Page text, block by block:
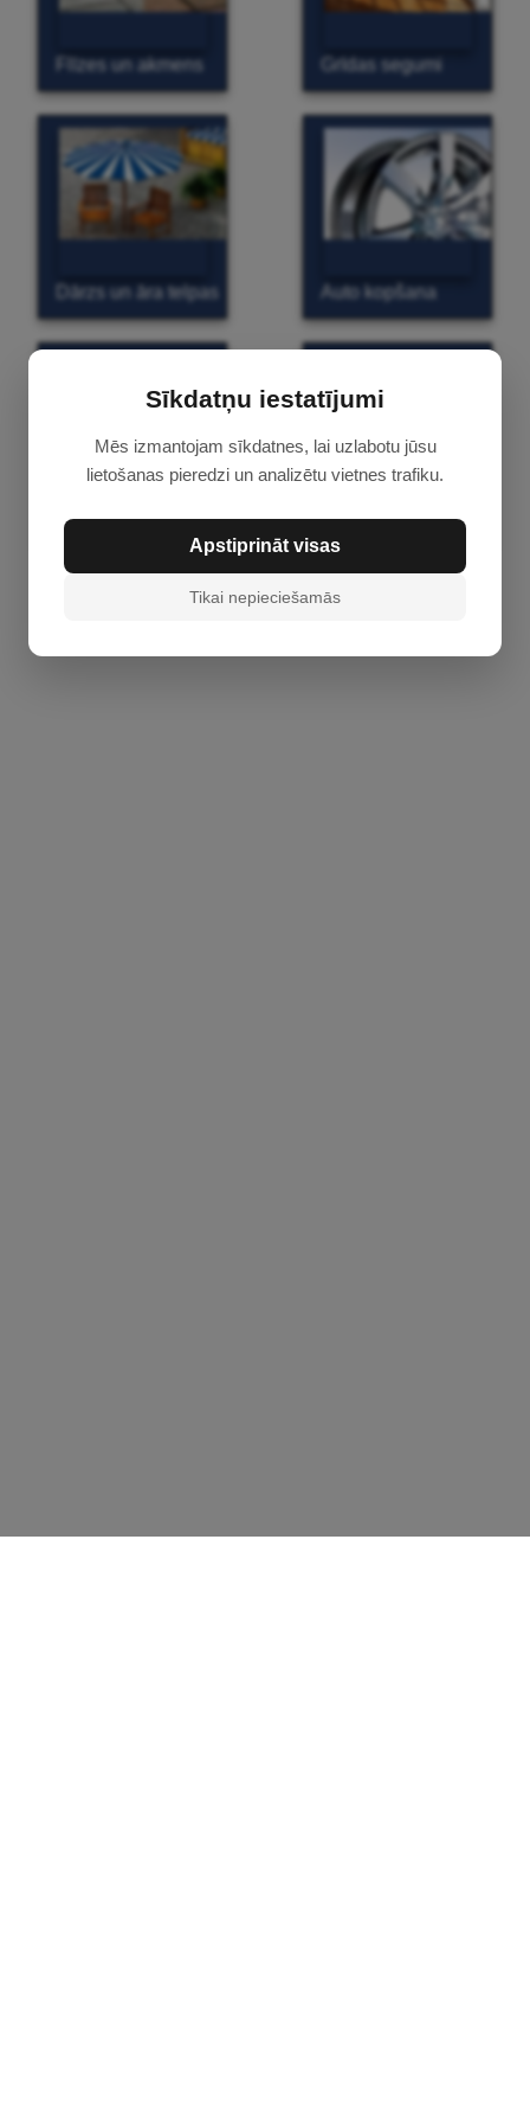
Sīkdatņu iestatījumi
Mēs izmantojam sīkdatnes, lai uzlabotu jūsu
lietošanas pieredzi un analizētu vietnes trafiku.
Apstiprināt visas
Tikai nepieciešamās
Flīzes un akmens Grīdas segumi
Dārzs un āra telpas Auto kopšana
Citi tīrītāji PROFI